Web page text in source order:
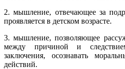
2. мышление, отвечающее за
проявляется в детском возрасте.
3. мышление, позволяющее
между причиной и
заключения, осознавать
действий.